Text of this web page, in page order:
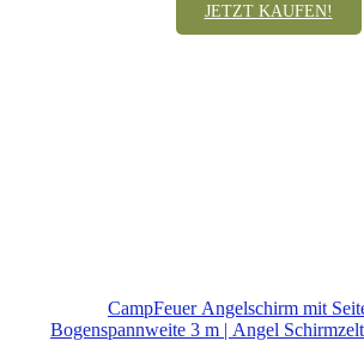
JETZT KAUFEN!
CampFeuer Angelschirm mit
Bogenspannweite 3 m | Angel